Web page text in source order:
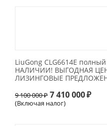
LiuGong CLG6614E
НАЛИЧИИ! ВЫГОДНАЯ
ЛИЗИНГОВЫЕ
9 100 000₽ 7 410 000₽
(Включая налог)